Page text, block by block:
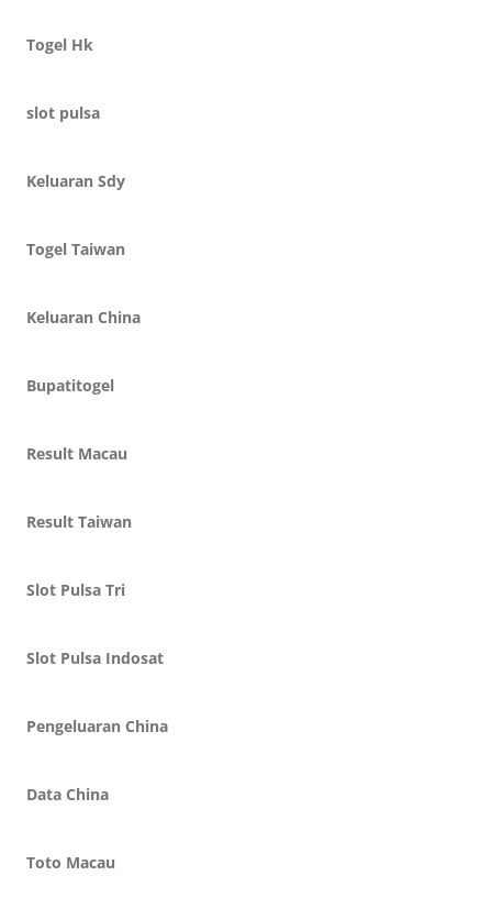
Togel Hk
slot pulsa
Keluaran Sdy
Togel Taiwan
Keluaran China
Bupatitogel
Result Macau
Result Taiwan
Slot Pulsa Tri
Slot Pulsa Indosat
Pengeluaran China
Data China
Toto Macau